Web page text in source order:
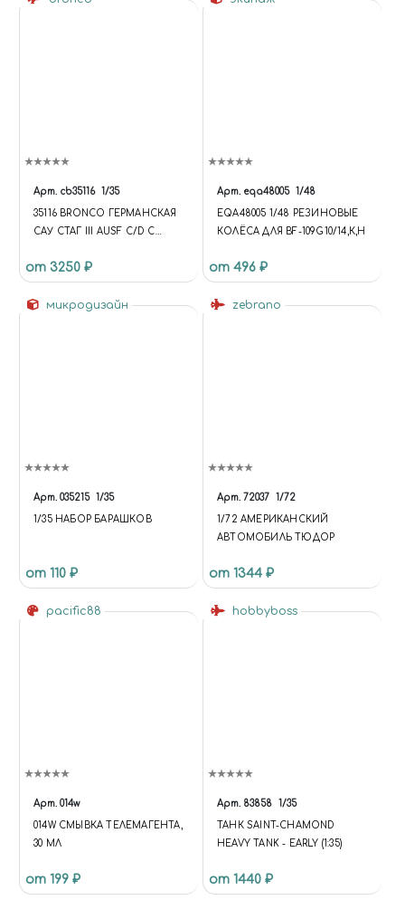
Арт. cb35116 1/35
35116 BRONCO ГЕРМАНСКАЯ
САУ СТАГ III AUSF C/D С
СТАК 40/L48 (2 IN 1)
от 3250 ₽
Арт. eqa48005 1/48
EQA48005 1/48 РЕЗИНОВЫЕ
КОЛЁСА ДЛЯ BF-109G10/14,К,Н
от 496 ₽
микродизайн
Арт. 035215 1/35
1/35 НАБОР БАРАШКОВ
от 110 ₽
zebrano
Арт. 72037 1/72
1/72 АМЕРИКАНСКИЙ
АВТОМОБИЛЬ ТЮДОР
от 1344 ₽
pacific88
Арт. 014w
014W СМЫВКА ТЕЛЕМАГЕНТА,
30 МЛ
от 199 ₽
hobbyboss
Арт. 83858 1/35
ТАНК SAINT-CHAMOND
HEAVY TANK - EARLY (1:35)
от 1440 ₽